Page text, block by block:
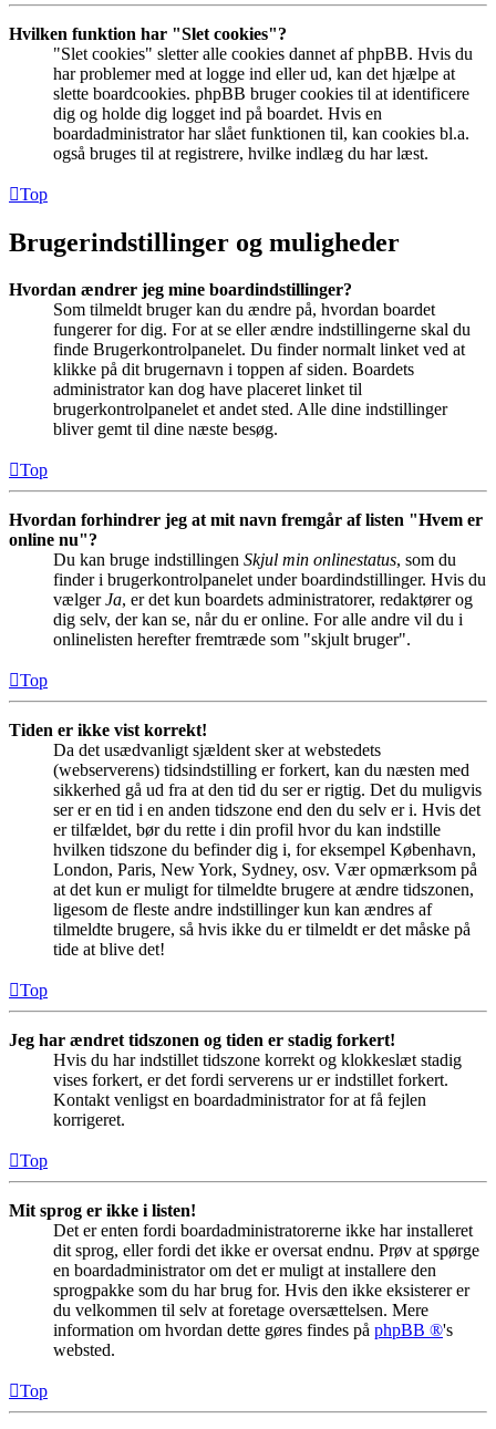
Hvilken funktion har "Slet cookies"?
"Slet cookies" sletter alle cookies dannet af phpBB. Hvis du
har problemer med at logge ind eller ud, kan det hjælpe at
slette boardcookies. phpBB bruger cookies til at identificere
dig og holde dig logget ind på boardet. Hvis en
boardadministrator har slået funktionen til, kan cookies bl.a.
også bruges til at registrere, hvilke indlæg du har læst.
Top
Brugerindstillinger og muligheder
Hvordan ændrer jeg mine boardindstillinger?
Som tilmeldt bruger kan du ændre på, hvordan boardet
fungerer for dig. For at se eller ændre indstillingerne skal du
finde Brugerkontrolpanelet. Du finder normalt linket ved at
klikke på dit brugernavn i toppen af siden. Boardets
administrator kan dog have placeret linket til
brugerkontrolpanelet et andet sted. Alle dine indstillinger
bliver gemt til dine næste besøg.
Top
Hvordan forhindrer jeg at mit navn fremgår af listen "Hvem er
online nu"?
Du kan bruge indstillingen Skjul min onlinestatus, som du
finder i brugerkontrolpanelet under boardindstillinger. Hvis du
vælgerJa, er det kun boardets administratorer, redaktører og
dig selv, der kan se, når du er online. For alle andre vil du i
onlinelisten herefter fremtræde som "skjult bruger".
Top
Tiden er ikke vist korrekt!
Da det usædvanligt sjældent sker at webstedets
(webserverens) tidsindstilling er forkert, kan du næsten med
sikkerhed gå ud fra at den tid du ser er rigtig. Det du muligvis
ser er en tid i en anden tidszone end den du selv er i. Hvis det
er tilfældet, bør du rette i din profil hvor du kan indstille
hvilken tidszone du befinder dig i, for eksempel København,
London, Paris, New York, Sydney, osv. Vær opmærksom på
at det kun er muligt for tilmeldte brugere at ændre tidszonen,
ligesom de fleste andre indstillinger kun kan ændres af
tilmeldte brugere, så hvis ikke du er tilmeldt er det måske på
tide at blive det!
Top
Jeg har ændret tidszonen og tiden er stadig forkert!
Hvis du har indstillet tidszone korrekt og klokkeslæt stadig
vises forkert, er det fordi serverens ur er indstillet forkert.
Kontakt venligst en boardadministrator for at få fejlen
korrigeret.
Top
Mit sprog er ikke i listen!
Det er enten fordi boardadministratorerne ikke har installeret
dit sprog, eller fordi det ikke er oversat endnu. Prøv at spørge
en boardadministrator om det er muligt at installere den
sprogpakke som du har brug for. Hvis den ikke eksisterer er
du velkommen til selv at foretage oversættelsen. Mere
information om hvordan dette gøres findes på phpBB ®'s
websted.
Top